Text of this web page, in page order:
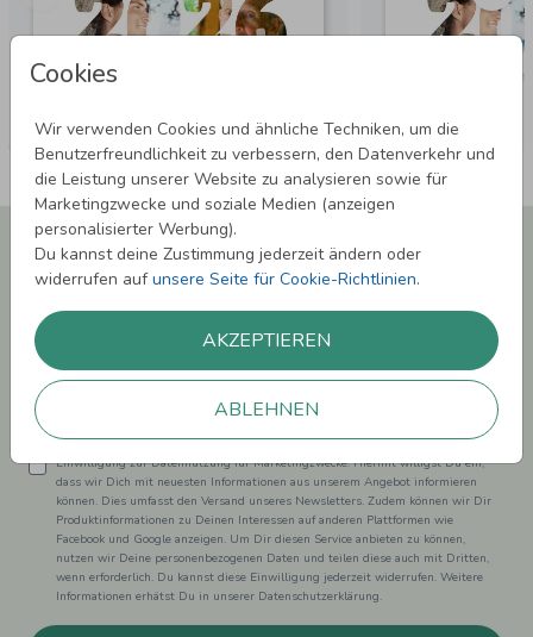
Cookies
Wir verwenden Cookies und ähnliche Techniken, um die
Benutzerfreundlichkeit zu verbessern, den Datenverkehr und
die Leistung unserer Website zu analysieren sowie für
Marketingzwecke und soziale Medien (anzeigen
personalisierter Werbung).
Du kannst deine Zustimmung jederzeit ändern oder
widerrufen aufunsere Seite für Cookie-Richtlinien.
AKZEPTIEREN
ABLEHNEN
Newsletter abonnieren und 5,00 € Rabatt**
sichern!
Laufenden.
Einwilligung zur Datennutzung für Marketingzwecke: Hiermit willigst Du ein,
dass wir Dich mit neuesten Informationen aus unserem Angebot informieren
können. Dies umfasst den Versand unseres Newsletters. Zudem können wir Dir
Produktinformationen zu Deinen Interessen auf anderen Plattformen wie
Facebook und Google anzeigen. Um Dir diesen Service anbieten zu können,
nutzen wir Deine personenbezogenen Daten und teilen diese auch mit Dritten,
wenn erforderlich. Du kannst diese Einwilligung jederzeit widerrufen. Weitere
Informationen erhätst Du in unserer Datenschutzerklärung.